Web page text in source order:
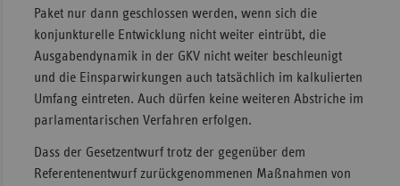
Paket nur dann geschlossen werden, wenn sich die
konjunkturelle Entwicklung nicht weiter eintrübt, die
Ausgabendynamik in der GKV nicht weiter beschleunigt
und die Einsparwirkungen auch tatsächlich im kalkulierten
Umfang eintreten. Auch dürfen keine weiteren Abstriche im
parlamentarischen Verfahren erfolgen.
Dass der Gesetzentwurf trotz der gegenüber dem
Referentenentwurf zurückgenommenen Maßnahmen von